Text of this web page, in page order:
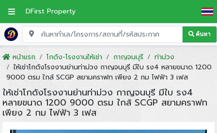
DFirst Property
ค้นหา
หน้าแรก โกดัง-โรงงานให้เช่า กาญจนบุรี
ท่าม่วง
ให้เช่าโกดังโรงงานย่านท่าม่วง กาญจนบุรี มีใบ รง4 หลายขนาด 1200
9000 ตรม ใกล้ SCGP สยามคราฟท เพียง 2 กม ไฟฟ้า 3 เฟส
ให้เช่าโกดังโรงงานย่านท่าม่วง กาญจนบุรี มีใบ รง4
หลายขนาด 1200 9000 ตรม ใกล้ SCGP สยามคราฟท
เพียง 2 กม ไฟฟ้า 3 เฟส